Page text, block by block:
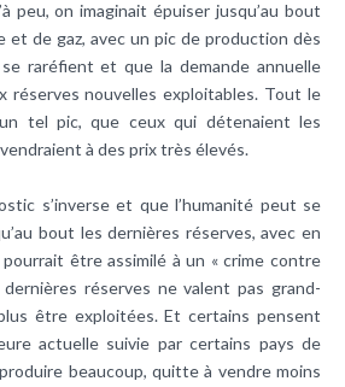
peu, on imaginait épuiser jusqu’au bout
et de gaz, avec un pic de production dès
raréfient et que la demande annuelle
réserves nouvelles exploitables. Tout le
tel pic, que ceux qui détenaient les
à des prix très élevés.
s’inverse et que l’humanité peut se
bout les dernières réserves, avec en
être assimilé à un « crime contre
dernières réserves ne valent pas grand-
être exploitées. Et certains pensent
actuelle suivie par certains pays de
beaucoup, quitte à vendre moins